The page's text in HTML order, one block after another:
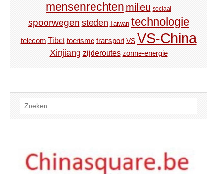
mensenrechten milieu sociaal
spoorwegen steden Taiwan technologie
telecom Tibet toerisme transport VS VS-China
Xinjiang zijderoutes zonne-energie
Zoeken
naar: